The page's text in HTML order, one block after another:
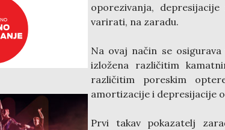
oporezivanja,
varirati, na zaradu.
Na ovaj način se
izložena različitim
različitim poreskim
amortizacije i depresijacije
Prvi takav pokazatelj